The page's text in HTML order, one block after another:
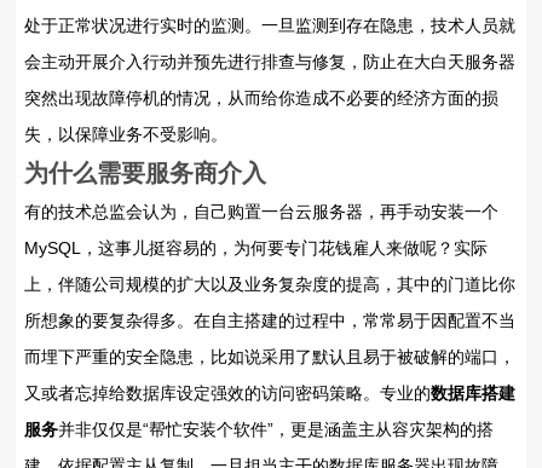
处于正常状况进行实时的监测。一旦监测到存在隐患，技术人员就
会主动开展介入行动并预先进行排查与修复，防止在大白天服务器
突然出现故障停机的情况，从而给你造成不必要的经济方面的损
失，以保障业务不受影响。
为什么需要服务商介入
有的技术总监会认为，自己购置一台云服务器，再手动安装一个
MySQL，这事儿挺容易的，为何要专门花钱雇人来做呢？实际
上，伴随公司规模的扩大以及业务复杂度的提高，其中的门道比你
所想象的要复杂得多。在自主搭建的过程中，常常易于因配置不当
而埋下严重的安全隐患，比如说采用了默认且易于被破解的端口，
又或者忘掉给数据库设定强效的访问密码策略。专业的数据库搭建
服务并非仅仅是“帮忙安装个软件”，更是涵盖主从容灾架构的搭